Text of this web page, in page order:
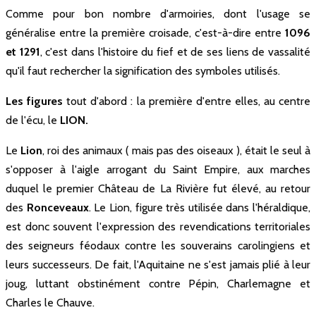
En 769, Charlemagne alors en pleine
reconquête de l’Aquitaine, décida
d’établir un camp fortifié près du
tertre, « Campus Francorum », un
Fronsac. ...
Comme pour bon nombre d'armoiries, dont l'usage se
généralise entre la première croisade, c'est-à-dire entre 1096
et 1291, c'est dans l'histoire du fief et de ses liens de vassalité
qu'il faut rechercher la signification des symboles utilisés.
Les figures tout d'abord : la première d'entre elles, au centre
de l'écu, le LION.
Le Lion, roi des animaux ( mais pas des oiseaux ), était le seul à
s'opposer à l'aigle arrogant du Saint Empire, aux marches
duquel le premier Château de La Rivière fut élevé, au retour
des Ronceveaux. Le Lion, figure très utilisée dans l'héraldique,
est donc souvent l'expression des revendications territoriales
des seigneurs féodaux contre les souverains carolingiens et
leurs successeurs. De fait, l'Aquitaine ne s'est jamais plié à leur
joug, luttant obstinément contre Pépin, Charlemagne et
Charles le Chauve.